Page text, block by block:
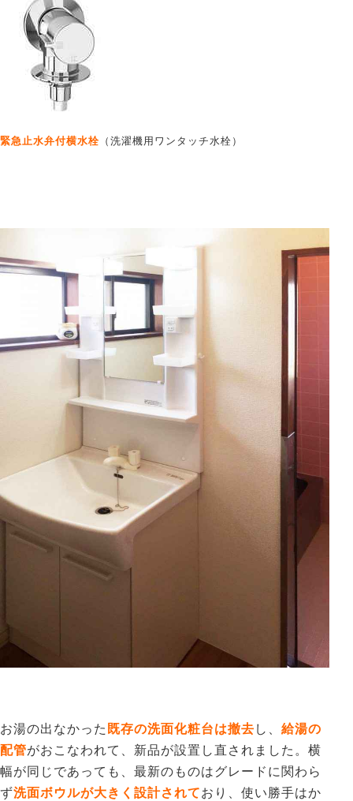
緊急止水弁付横水栓 （洗濯機用ワンタッチ水栓）
お湯の出なかった 既存の洗面化粧台は撤去 し、 給湯の
配管がおこなわれて、新品が設置し直されました。横
幅が同じであっても、最新のものはグレードに関わら
ず洗面ボウルが大きく設計されており、使い勝手はか